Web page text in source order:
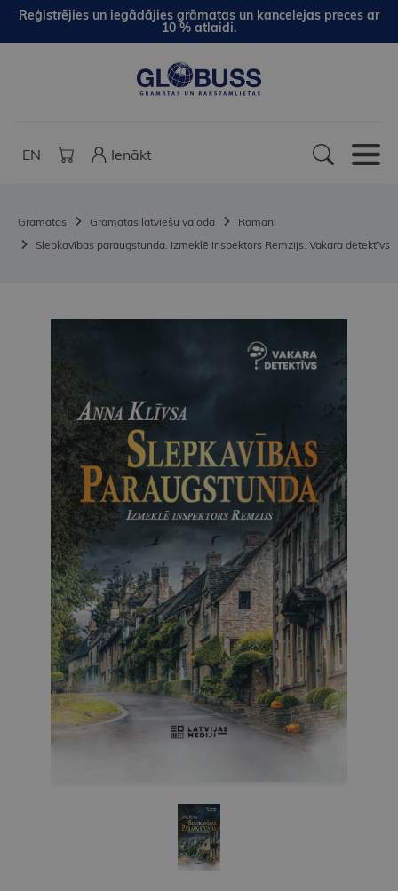
Reģistrējies un iegādājies grāmatas un kancelejas preces ar
10 % atlaidi.
EN Ienākt
Grāmatas Grāmatas latviešu valodā
Romāni
Slepkavības paraugstunda. Izmeklē inspektors Remzijs. Vakara detektīvs